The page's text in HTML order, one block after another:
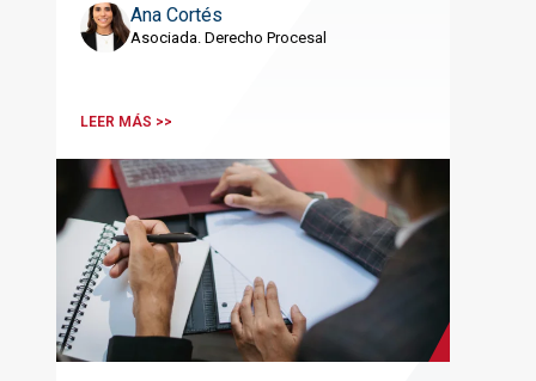
Ana Cortés
Asociada. Derecho Procesal
LEER MÁS >>